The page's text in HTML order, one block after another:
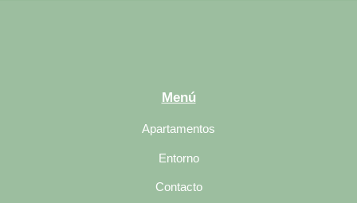
Menú
Apartamentos
Entorno
Contacto